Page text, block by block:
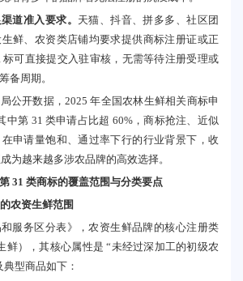
道准入要求。 天猫、抖音、拼多多、社区团
鲜、农资类店铺均要求提供商标注册证或正
可直接提交入驻审核，无需等待注册受理或
备周期。
公开数据，2025 年全国农林生鲜相关商标申
中第 31 类申请占比超 60%，商标抢注、近似
申请量饱和、通过率下行的行业背景下，收
为越来越多涉农品牌的高效选择。
31 类商标的覆盖范围与分类要点
农资生鲜范围
服务区分表》，农资生鲜品牌的核心注册类
鲜），其核心属性是 “未经过深加工的初级农
型商品如下：